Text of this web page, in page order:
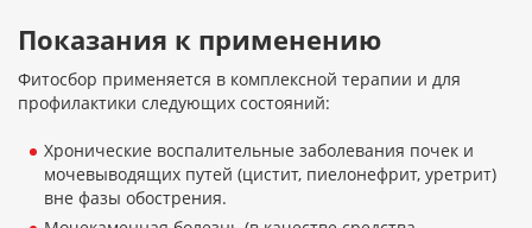
Показания к применению
Фитосбор применяется в комплексной терапии и для
профилактики следующих состояний:
Хронические воспалительные заболевания почек и
мочевыводящих путей (цистит, пиелонефрит, уретрит)
вне фазы обострения.